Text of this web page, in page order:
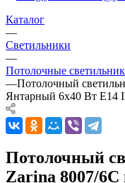
Каталог
—
Светильники
—
Потолочные
—Потолочный
Янтарный 6х40 Вт E14
Потолочный
Zarina 8007/